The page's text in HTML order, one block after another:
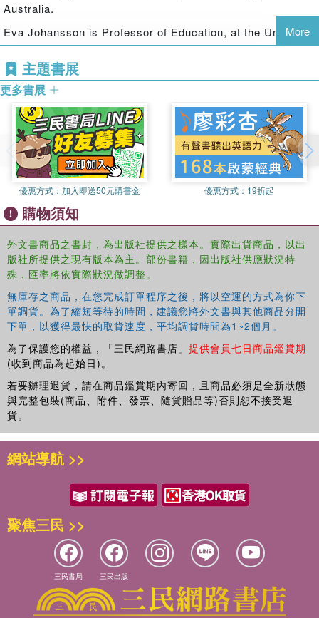
Australia.
Eva Johansson is Professor of Education, at the Unit of
Childhood studies, Department of Education, University of
Gothenburg, Sweden. She is also professor of Child
Studies at the University of Stavanger, Norway.
More
主題書展
更多書展
優惠方式： 加入即送50元購書金 優惠方式： 19折起
購物須知
外文書商品之書封，為出版社提供之樣本。實際出貨商品，以出
版社所提供之現有版本為主。部份書籍，因出版社供應狀況特
殊，匯率將依實際狀況做調整。
無庫存之商品，在您完成訂單程序之後，將以空運的方式為你下
單調貨。為了縮短等待的時間，建議您將外文書與其他商品分開
下單，以獲得最快的取貨速度，平均調貨時間為1~2個月。
為了保護您的權益，「三民網路書店」 提供會員七日商品鑑賞期
(收到商品為起始日)。
若要辦理退貨，請在商品鑑賞期內寄回，且商品必須是全新狀態
與完整包裝(商品、附件、發票、隨貨贈品等)否則恕不接受退
貨。
網站導航 >>
聚焦三民 >>
三民書局 三民出版